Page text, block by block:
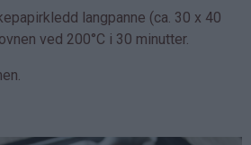
langpanne (ca. 30 x 40
ved 200°C i 30 minutter.